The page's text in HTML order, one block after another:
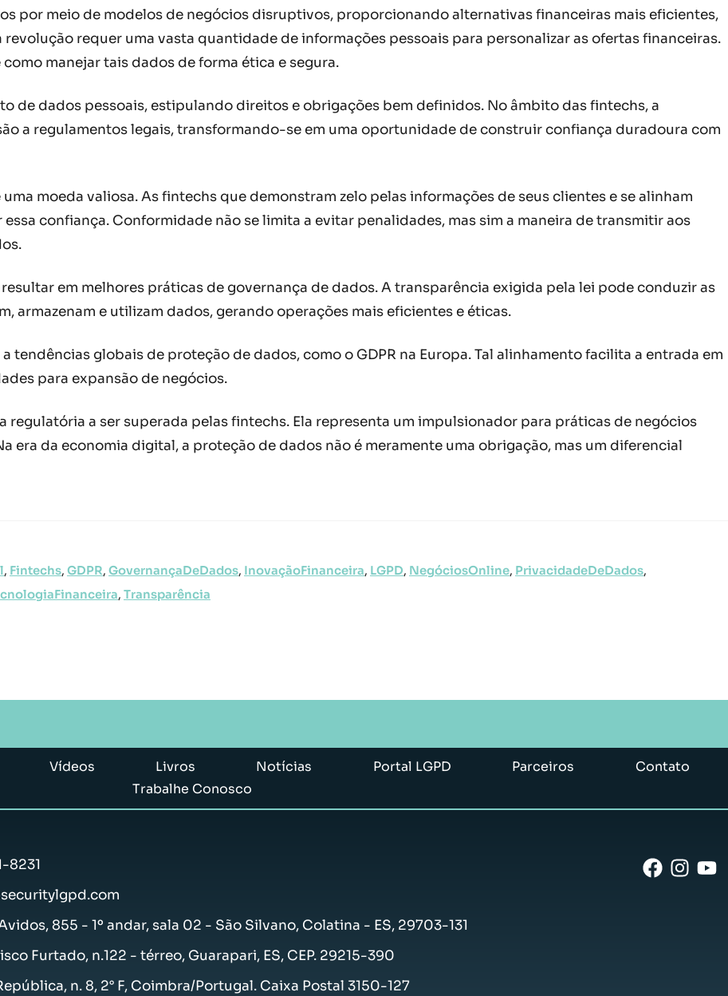
por meio de modelos de negócios disruptivos, proporcionando alternativas financeiras mais eficientes,
requer uma vasta quantidade de informações pessoais para personalizar as ofertas financeiras.
manejar tais dados de forma ética e segura.
de dados pessoais, estipulando direitos e obrigações bem definidos. No âmbito das fintechs, a
a regulamentos legais, transformando-se em uma oportunidade de construir confiança duradoura com
moeda valiosa. As fintechs que demonstram zelo pelas informações de seus clientes e se alinham
confiança. Conformidade não se limita a evitar penalidades, mas sim a maneira de transmitir aos
em melhores práticas de governança de dados. A transparência exigida pela lei pode conduzir as
armazenam e utilizam dados, gerando operações mais eficientes e éticas.
tendências globais de proteção de dados, como o GDPR na Europa. Tal alinhamento facilita a entrada em
para expansão de negócios.
regulatória a ser superada pelas fintechs. Ela representa um impulsionador para práticas de negócios
era da economia digital, a proteção de dados não é meramente uma obrigação, mas um diferencial
, Fintechs, GDPR, GovernançaDeDados, InovaçãoFinanceira, LGPD, NegóciosOnline, PrivacidadeDeDados,
, Transparência
Vídeos Livros Notícias Portal LGPD Parceiros
Contato
Trabalhe Conosco
8231
855 - 1º andar, sala 02 - São Silvano, Colatina - ES, 29703-131
Furtado, n.122 - térreo, Guarapari, ES, CEP. 29215-390
n. 8, 2° F, Coimbra/Portugal. Caixa Postal 3150-127